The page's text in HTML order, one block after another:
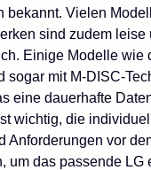
bekannt. Vielen
sind zudem leise
Einige Modelle wie
sogar mit M-DISC-
eine dauerhafte
wichtig, die
Anforderungen vor
um das passende LG